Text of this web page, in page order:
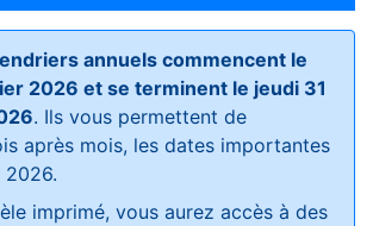
annuels commencent le
2026 et se terminent le jeudi 31
. Ils vous permettent de
après mois, les dates importantes
2026.
imprimé, vous aurez accès à des